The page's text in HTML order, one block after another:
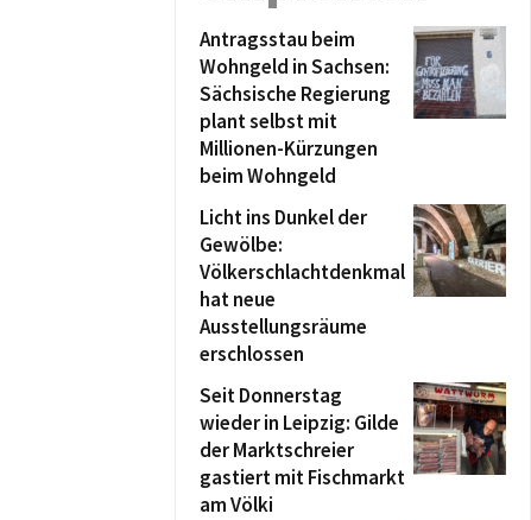
Antragsstau beim
Wohngeld in Sachsen:
Sächsische Regierung
plant selbst mit
Millionen-Kürzungen
beim Wohngeld
Licht ins Dunkel der
Gewölbe:
Völkerschlachtdenkmal
hat neue
Ausstellungsräume
erschlossen
Seit Donnerstag
wieder in Leipzig: Gilde
der Marktschreier
gastiert mit Fischmarkt
am Völki